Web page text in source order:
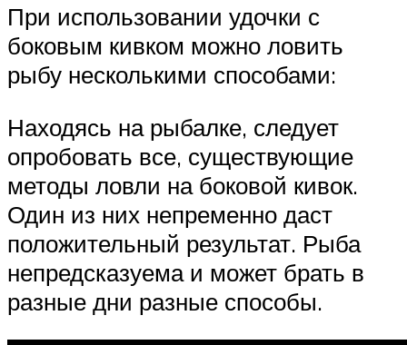
При использовании удочки с
боковым кивком можно ловить
рыбу несколькими способами:
Находясь на рыбалке, следует
опробовать все, существующие
методы ловли на боковой кивок.
Один из них непременно даст
положительный результат. Рыба
непредсказуема и может брать в
разные дни разные способы.